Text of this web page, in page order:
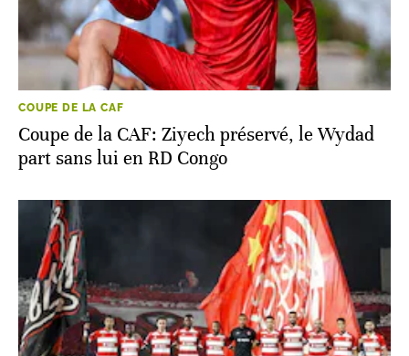
COUPE DE LA CAF
Coupe de la CAF: Ziyech préservé, le Wydad
part sans lui en RD Congo